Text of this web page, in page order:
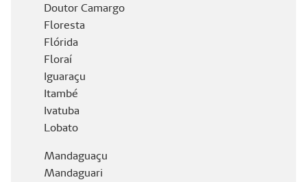
Doutor Camargo
Floresta
Flórida
Floraí
Iguaraçu
Itambé
Ivatuba
Lobato
Mandaguaçu
Mandaguari